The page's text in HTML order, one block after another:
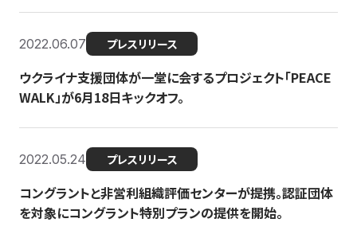
2022.06.07 プレスリリース
ウクライナ支援団体が一堂に会するプロジェクト「PEACE
WALK」が6月18日キックオフ。
2022.05.24 プレスリリース
コングラントと非営利組織評価センターが提携。認証団体
を対象にコングラント特別プランの提供を開始。